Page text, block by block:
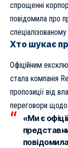
спрощенні
повідомила про
Хто шукає
Офіційним
стала компанія
пропозиції від
переговори щодо
«Ми є